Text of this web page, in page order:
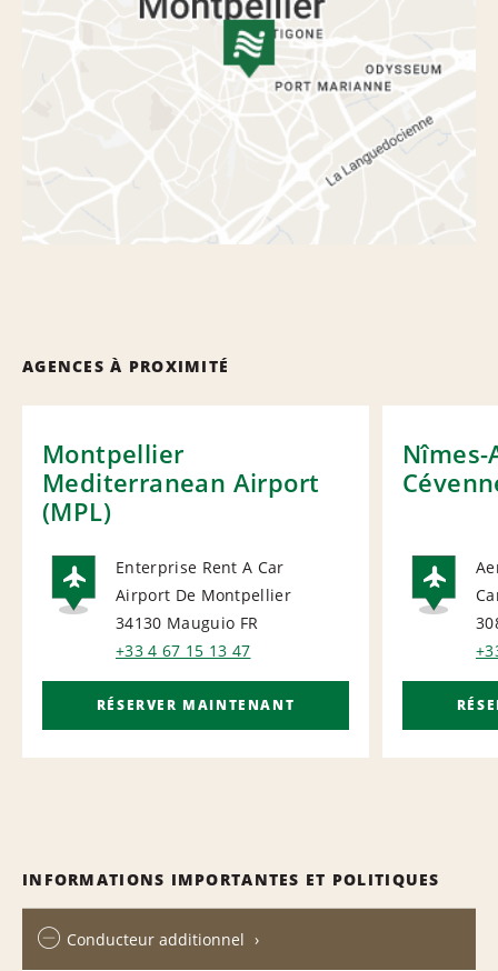
AGENCES À PROXIMITÉ
Montpellier
Mediterranean Airport
(MPL)
AIRPORT
Enterprise Rent A Car
Airport De Montpellier
34130 Mauguio FR
+33 4 67 15 13 47
RÉSERVER MAINTENANT
Nîmes-
INFORMATIONS IMPORTANTES ET POLITIQUES
Conducteur additionnel